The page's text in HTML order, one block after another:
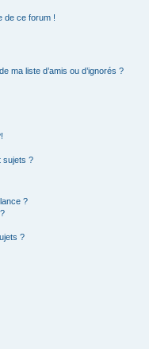
de ce forum !
ma liste d’amis ou d’ignorés ?
sujets ?
?
?